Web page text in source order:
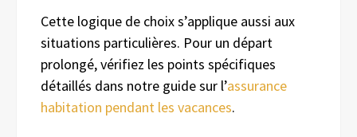
Cette logique de choix s’applique aussi aux
situations particulières. Pour un départ
prolongé, vérifiez les points spécifiques
détaillés dans notre guide sur l’assurance
habitation pendant les vacances.